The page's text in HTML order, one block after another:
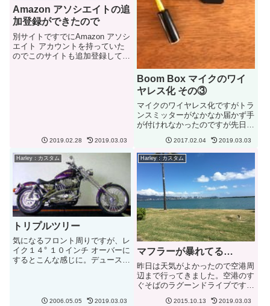
Amazon アソシエイトの追
加登録ができたので
別サイトですでにAmazon アソシ
エイト アカウントを持っていた
のでこのサイトも追加登録してみ
2019.02.28 2019.03.03
Boom Box マイクのワイ
ヤレス化 その③
マイクのワイヤレス化ですがトラ
ンスミッターがなかなか届かず手
が付けれなかったのですが先日や
日で届くとのことでしたが1か月
以上かかっています。マイクとし
て使用する場合は本体に内蔵され
ているマイクを使用とのことで
2017.02.04 2019.03.03
Harley：カスタム
トリプルツリー
気になるフロント周りですが、レ
イク１４° １０インチ オーバーに
するとこんな感じに。デュースで
下側の部分に秘密が...。もともと
2006.05.05 2019.03.03
Harley：カスタム
マフラーが暴れてる…
昨日は天気がよかったので空港周
辺まで行ってきました。空港のす
ぐそばのラグーンドライブです。
2015.10.13 2019.03.03